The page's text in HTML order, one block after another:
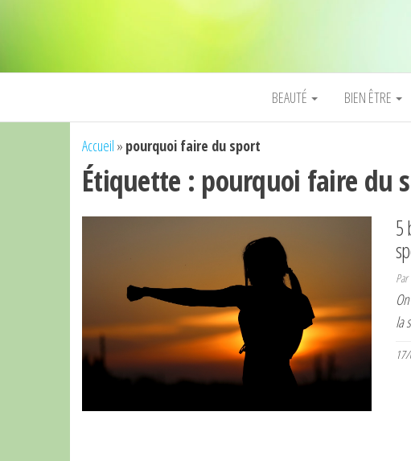
BEAUTÉ BIEN ÊTRE
Accueil » pourquoi faire du sport
Étiquette : pourquoi faire du
5
Par
la